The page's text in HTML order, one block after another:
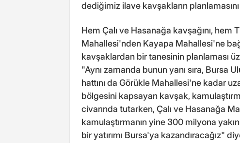
dediğimiz ilave kavşakların
Hem Çalı ve Hasanağa kavşağını, hem
Mahallesi'nden Kayapa Mahallesi'ne
kavşaklardan bir tanesinin planlaması
"Aynı zamanda bunun yanı sıra, Bursa
hattını da Görükle Mahallesi'ne kadar
bölgesini kapsayan kavşak,
civarında tutarken, Çalı ve Hasanağa
kamulaştırmanın yine 300 milyona
bir yatırımı Bursa'ya kazandıracağız"